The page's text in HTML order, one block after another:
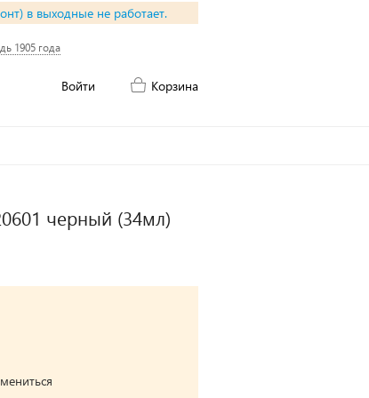
в выходные не работает.
1905 года
Войти Корзина
черный (34мл)